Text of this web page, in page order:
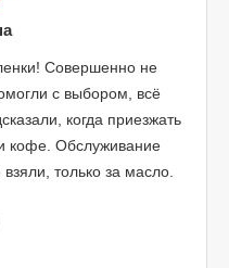
Совершенно не
с выбором, всё
когда приезжать
кофе. Обслуживание
только за масло.